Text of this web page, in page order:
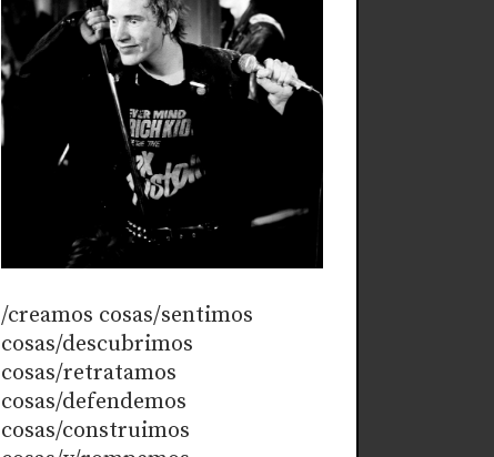
/creamos cosas/sentimos
cosas/descubrimos
cosas/retratamos
cosas/defendemos
cosas/construimos